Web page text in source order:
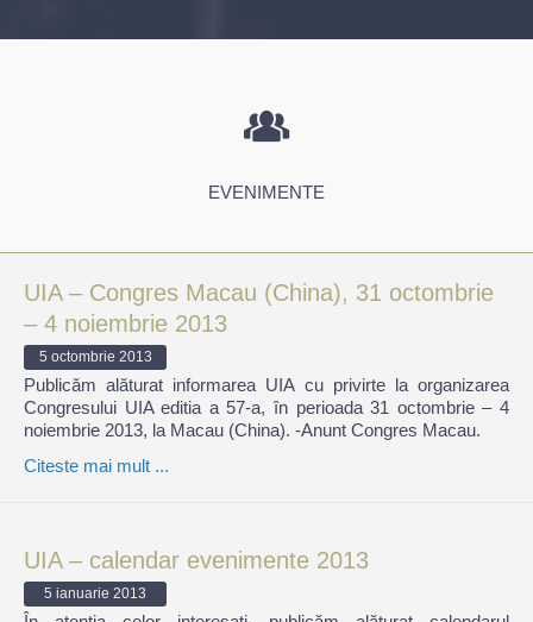
EVENIMENTE
UIA – Congres Macau (China), 31 octombrie
– 4 noiembrie 2013
5 octombrie 2013
Publicăm alăturat informarea UIA cu privirte la organizarea
Congresului UIA editia a 57-a, în perioada 31 octombrie – 4
noiembrie 2013, la Macau (China). -Anunt Congres Macau.
Citeste mai mult ...
UIA – calendar evenimente 2013
5 ianuarie 2013